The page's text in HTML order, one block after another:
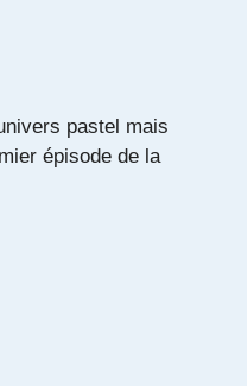
pastel mais
épisode de la